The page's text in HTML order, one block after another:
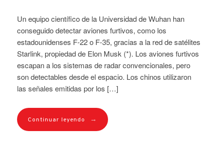
Un equipo científico de la Universidad de Wuhan han
conseguido detectar aviones furtivos, como los
estadounidenses F-22 o F-35, gracias a la red de satélites
Starlink, propiedad de Elon Musk (*). Los aviones furtivos
escapan a los sistemas de radar convencionales, pero
son detectables desde el espacio. Los chinos utilizaron
las señales emitidas por los […]
Continuar leyendo →